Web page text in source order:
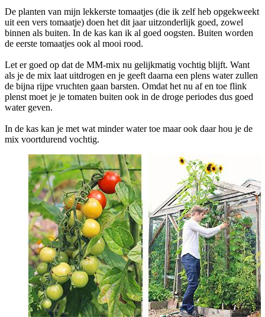
De planten van mijn lekkerste tomaatjes (die ik zelf heb opgekweekt
uit een vers tomaatje) doen het dit jaar uitzonderlijk goed, zowel
binnen als buiten. In de kas kan ik al goed oogsten. Buiten worden
de eerste tomaatjes ook al mooi rood.
Let er goed op dat de MM-mix nu gelijkmatig vochtig blijft. Want
als je de mix laat uitdrogen en je geeft daarna een plens water zullen
de bijna rijpe vruchten gaan barsten. Omdat het nu af en toe flink
plenst moet je je tomaten buiten ook in de droge periodes dus goed
water geven.
In de kas kan je met wat minder water toe maar ook daar hou je de
mix voortdurend vochtig.